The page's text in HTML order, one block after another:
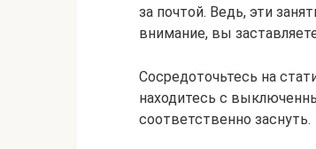
за почтой. Ведь, эти
внимание, вы
Сосредоточьтесь на
находитесь с
соответственно заснуть.